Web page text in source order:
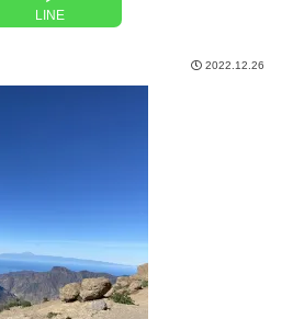
LINE
2022.12.26